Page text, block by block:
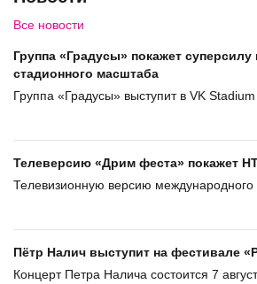
Все новости
Группа «Градусы» покажет суперсилу
стадионного масштаба
Группа «Градусы» выступит в VK
Телеверсию «Дрим феста» покажет
Телевизионную версию международного
Пётр Налич выступит на фестивале
Концерт Петра Налича состоится 7